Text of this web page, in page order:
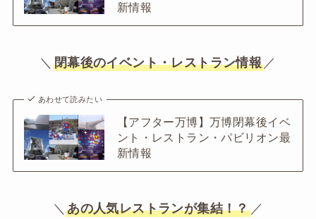
新情報
＼ 閉幕後のイベント・レストラン情報 ／
あわせて読みたい
【アフター万博】万博閉幕後イベ
ント・レストラン・パビリオン最
新情報
＼あの人気レストランが集結！？／